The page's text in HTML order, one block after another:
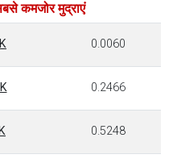
कमजोर मुद्राएं
0.0060
0.2466
0.5248